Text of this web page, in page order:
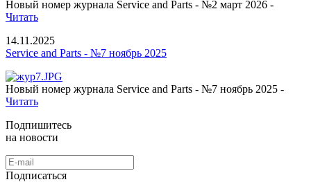
Новый номер журнала Service and Parts - №2 март 2026 -
Читать
14.11.2025
Service and Parts - №7 ноябрь 2025
Новый номер журнала Service and Parts - №7 ноябрь 2025 -
Читать
Подпишитесь
на новости
Подписаться